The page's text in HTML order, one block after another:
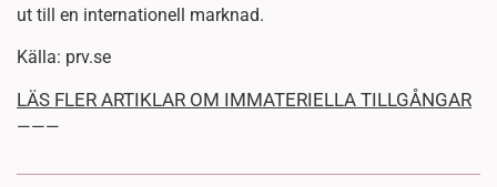
ut till en internationell marknad.
Källa: prv.se
LÄS FLER ARTIKLAR OM IMMATERIELLA TILLGÅNGAR
———